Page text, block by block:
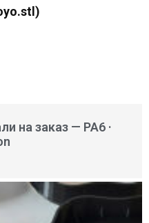
на заказ — PA6 ·